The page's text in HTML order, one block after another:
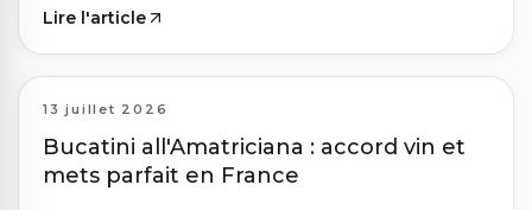
Lire l'article
13 juillet 2026
Bucatini all'Amatriciana : accord vin et
mets parfait en France